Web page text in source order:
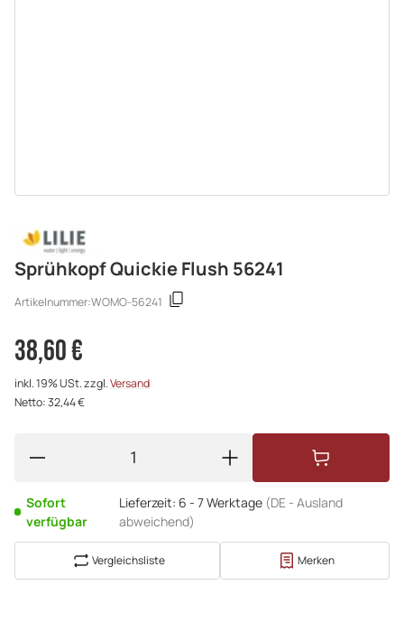
Sprühkopf Quickie Flush 56241
Artikelnummer:WOMO-56241
38,60 €
inkl. 19% USt. zzgl.Versand
Netto: 32,44 €
Sofort
verfügbar
Lieferzeit: 6 - 7 Werktage (DE - Ausland
abweichend)
Vergleichsliste Merken